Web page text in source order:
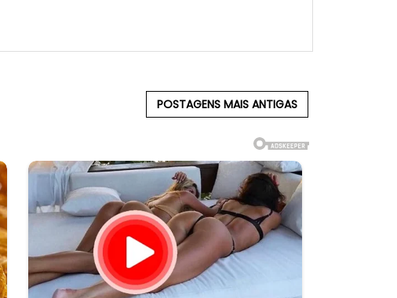
POSTAGENS MAIS ANTIGAS